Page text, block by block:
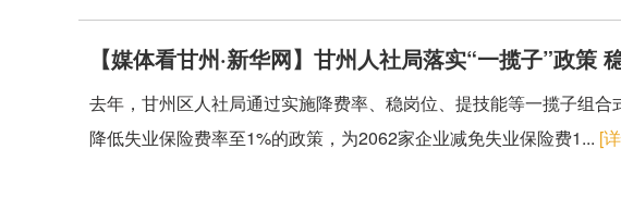
【媒体看甘州·新华网】甘州人社局落实“一揽子”政策
去年，甘州区人社局通过实施降费率、稳岗位、提技能等一揽子组
降低失业保险费率至1%的政策，为2062家企业减免失业保险费1... [